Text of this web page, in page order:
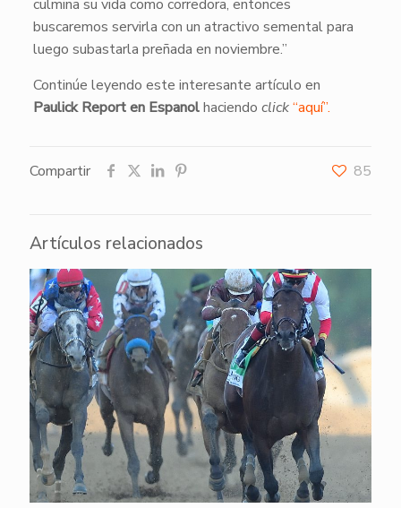
culmina su vida como corredora, entonces
buscaremos servirla con un atractivo semental para
luego subastarla preñada en noviembre.”
Continúe leyendo este interesante artículo en
Paulick Report en Espanolhaciendo click“aquí”.
Compartir 85
Artículos relacionados